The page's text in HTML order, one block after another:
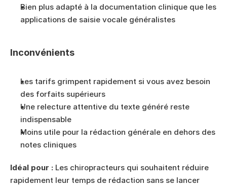
Bien plus adapté à la documentation clinique que les
applications de saisie vocale généralistes
Inconvénients
Les tarifs grimpent rapidement si vous avez besoin
des forfaits supérieurs
Une relecture attentive du texte généré reste
indispensable
Moins utile pour la rédaction générale en dehors des
notes cliniques
Idéal pour : Les chiropracteurs qui souhaitent réduire
rapidement leur temps de rédaction sans se lancer